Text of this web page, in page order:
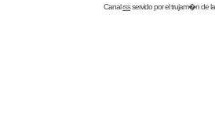
Canalrssservido por eltrujam�nde